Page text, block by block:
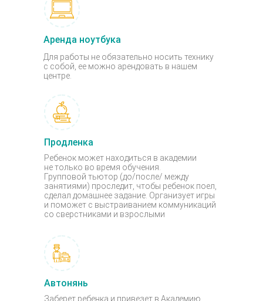
Аренда ноутбука
Продленка
Автонянь
Для работы не обязательно носить технику
с собой, ее можно арендовать в нашем
центре.
Ребенок может находиться в академии
не только во время обучения.
Групповой тьютор (до/после/ между
занятиями) проследит, чтобы ребенок поел,
сделал домашнее задание. Организует игры
и поможет с выстраиванием коммуникаций
со сверстниками и взрослыми
Заберет ребенка и привезет в Академию.